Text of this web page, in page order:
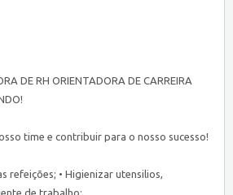
DE RH ORIENTADORA DE CARREIRA
time e contribuir para o nosso sucesso!
refeições; • Higienizar utensilios,
de trabalho;